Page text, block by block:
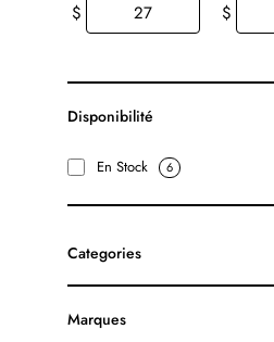
$ $
Disponibilité
En Stock 6
Categories
Marques